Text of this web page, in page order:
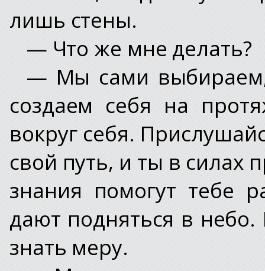
лишь стены.
— Что же мне делать?
— Мы сами
создаем себя на
вокруг себя.
свой путь, и ты в силах
знания помогут тебе
дают подняться в
знать меру.